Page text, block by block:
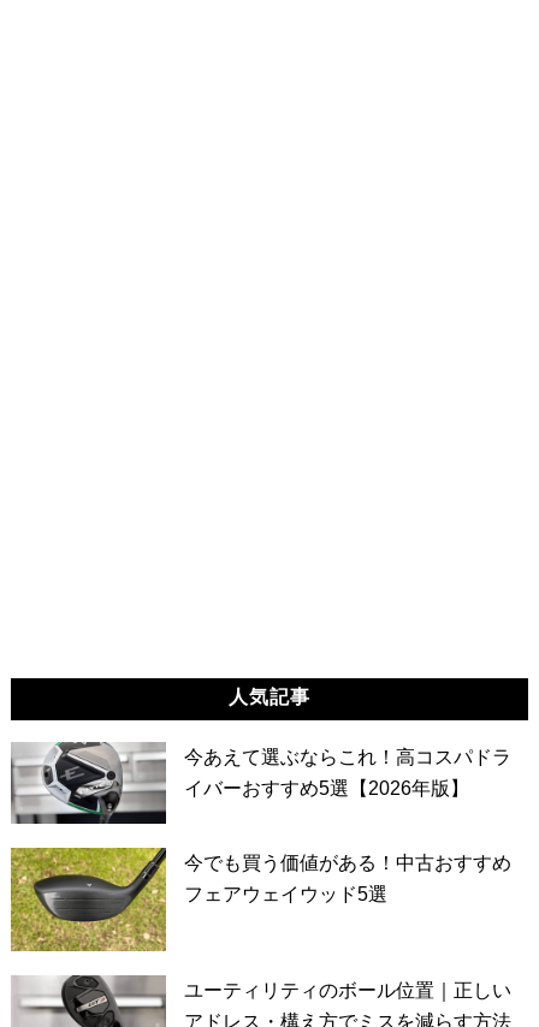
人気記事
今あえて選ぶならこれ！高コスパドラ
イバーおすすめ5選【2026年版】
今でも買う価値がある！中古おすすめ
フェアウェイウッド5選
ユーティリティのボール位置｜正しい
アドレス・構え方でミスを減らす方法